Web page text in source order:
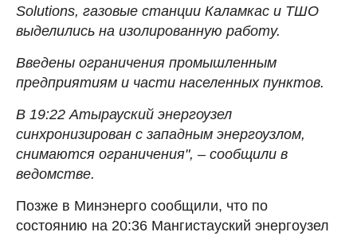
Solutions, газовые станции Каламкас и ТШО
выделились на изолированную работу.
Введены ограничения промышленным
предприятиям и части населенных пунктов.
В 19:22 Атырауский энергоузел
синхронизирован с западным энергоузлом,
снимаются ограничения", – сообщили в
ведомстве.
Позже в Минэнерго сообщили, что по
состоянию на 20:36 Мангистауский энергоузел